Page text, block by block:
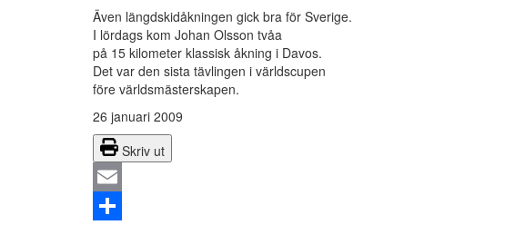
Även längdskidåkningen gick bra för Sverige.
I lördags kom Johan Olsson tvåa
på 15 kilometer klassisk åkning i Davos.
Det var den sista tävlingen i världscupen
före världsmästerskapen.
26 januari 2009
Skriv ut
Email